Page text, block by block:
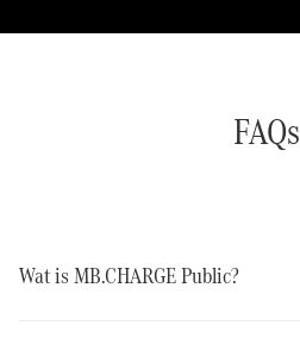
FAQs
Wat is MB.CHARGE Public?